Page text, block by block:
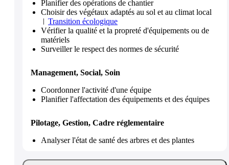
Planifier des opérations de chantier
Choisir des végétaux adaptés au sol et au climat local
Transition écologique
Vérifier la qualité et la propreté d'équipements ou de
matériels
Surveiller le respect des normes de sécurité
Management, Social, Soin
Coordonner l'activité d'une équipe
Planifier l'affectation des équipements et des équipes
Pilotage, Gestion, Cadre réglementaire
Analyser l'état de santé des arbres et des plantes